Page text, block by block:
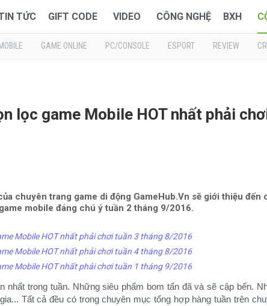
TỨC GIFT CODE VIDEO CÔNG NGHỆ BXH
MOBILE GAME ONLINE PC/CONSOLE ESPORT REVIEW
lọc game Mobile HOT nhất phải
chuyên trang game di động GameHub.Vn sẽ giới thiệu đến
mobile đáng chú ý tuần 2 tháng 9/2016.
Mobile HOT nhất phải chơi tuần 3 tháng 8/2016
Mobile HOT nhất phải chơi tuần 4 tháng 8/2016
Mobile HOT nhất phải chơi tuần 1 tháng 9/2016
nhất trong tuần. Những siêu phẩm bom tấn đã và sẽ cập bến.
Tất cả đều có trong chuyên mục tổng hợp hàng tuần trên